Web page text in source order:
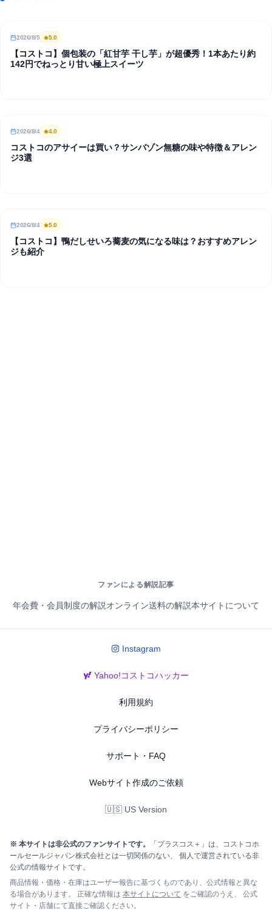
REVIEW
2026/8/5 5.0
【コストコ】個包装の「紅甘芋 干し芋」が超優秀！1本あたり約
142円でねっとり甘い極上スイーツ
REVIEW
2026/8/4 4.0
コストコのアサイーは買い？サンバゾン無糖の味や特徴＆アレン
ジ3選
REVIEW
2026/8/4 5.0
【コストコ】鴨だしせいろ蕎麦の気になる味は？おすすめアレン
ジも紹介
ファンによる解説記事
年会費・会員制度の解説オンライン送料の解説本サイトについて
Instagram
Yahoo!コストコハッカー
利用規約
プライバシーポリシー
サポート・FAQ
Webサイト作成のご依頼
🇺🇸 US Version
※ 本サイトは非公式のファンサイトです。
「プラスコス＋」は、コストコホ
ールセールジャパン株式会社とは一切関係のない、 個人で運営されている非
公式の情報サイトです。
商品情報・価格・在庫はユーザー報告に基づくものであり、公式情報と異な
る場合があります。 正確な情報は 本サイトについて をご確認のうえ、 公式
サイト・店舗にて直接ご確認ください。